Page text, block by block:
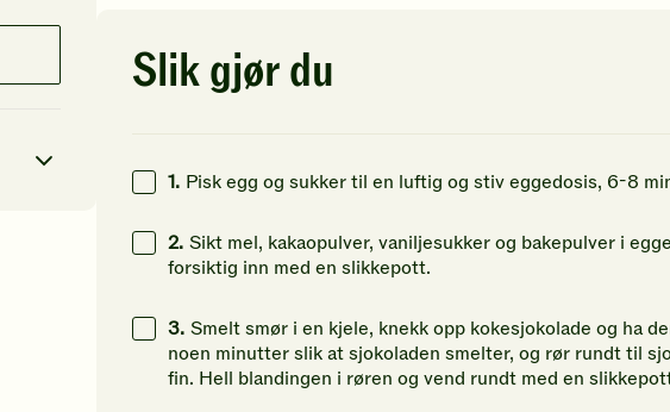
stjerner.
Klikk
din
vurdering.
Klikk
din
din
vurdering.
Slik gjør du
1. Pisk egg og sukker til en luftig og stiv eggedosis, 6-8
2. Sikt mel, kakaopulver, vaniljesukker og bakepulver i
forsiktig inn med en slikkepott.
3. Smelt smør i en kjele, knekk opp kokesjokolade og ha
noen minutter slik at sjokoladen smelter, og rør rundt til
fin. Hell blandingen i røren og vend rundt med en